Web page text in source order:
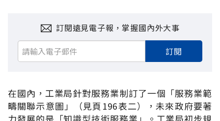
訂閱遠見電子報，掌握國內外大事
訂閱
在國內，工業局針對服務業制訂了一個「服務業範
疇關聯示意圖」（見頁196表二），未來政府要著
力發展的是「知識型技術服務業」。工業局初步規